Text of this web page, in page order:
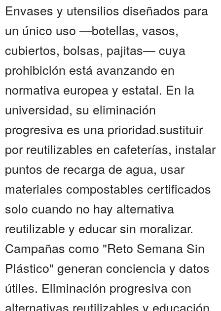
Envases y utensilios diseñados para
un único uso —botellas, vasos,
cubiertos, bolsas, pajitas— cuya
prohibición está avanzando en
normativa europea y estatal. En la
universidad, su eliminación
progresiva es una prioridad.sustituir
por reutilizables en cafeterías, instalar
puntos de recarga de agua, usar
materiales compostables certificados
solo cuando no hay alternativa
reutilizable y educar sin moralizar.
Campañas como "Reto Semana Sin
Plástico" generan conciencia y datos
útiles. Eliminación progresiva con
alternativas reutilizables y educación